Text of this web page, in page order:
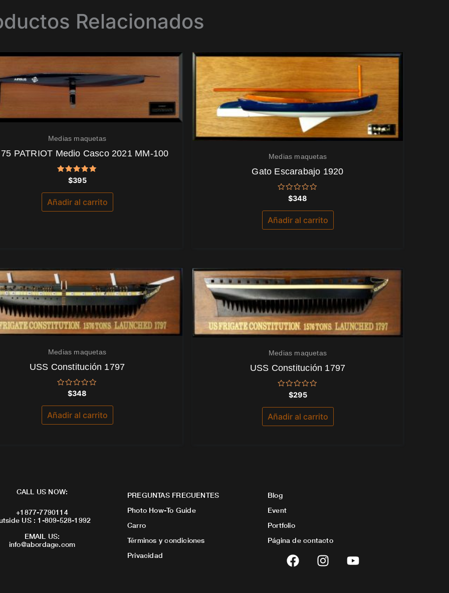
Relacionados
Medias maquetas
PATRIOT Medio Casco 2021 MM-100
Valorado
con
5.00
de 5
$395
Añadir al carrito
Medias maquetas
Gato Escarabajo 1920
Valorado
con
0
de
5
$348
Añadir al carrito
Medias maquetas
USS Constitución 1797
Valorado
con
0
de
5
$348
Añadir al carrito
Medias maquetas
USS Constitución 1797
Valorado
con
0
de
5
$295
Añadir al carrito
CALL US NOW:
+1877-7790114
US : 1-809-528-1992
EMAIL US:
info@abordage.com
PREGUNTAS FRECUENTES
Photo How-To Guide
Carro
Términos y condiciones
Privacidad
Blog
Event
Portfolio
Página de contacto
F
a
I
n
Y
o